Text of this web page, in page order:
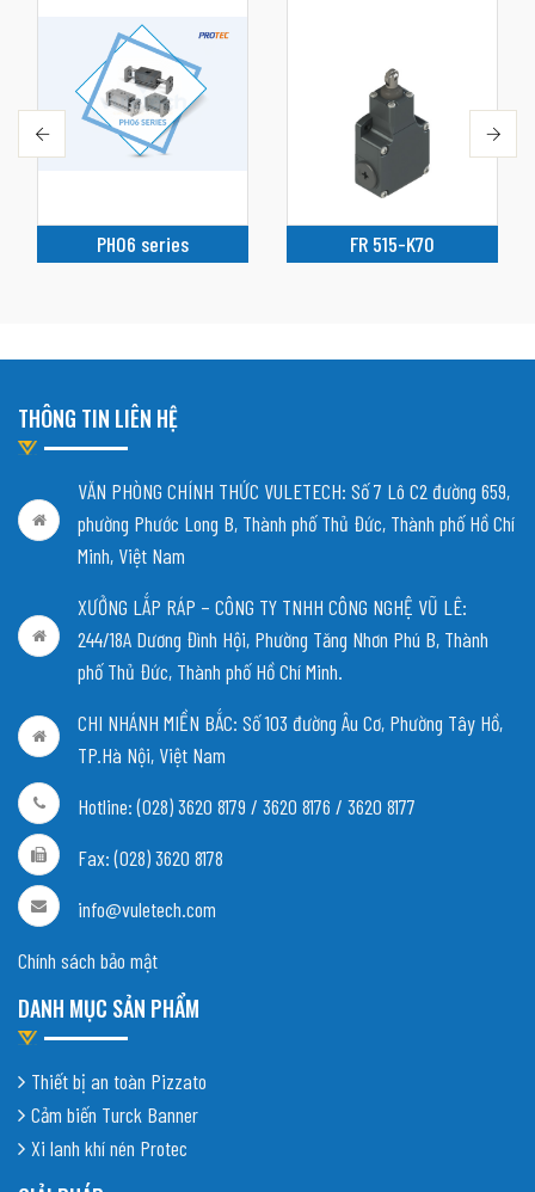
PH06 series FR 515-K70
THÔNG TIN LIÊN HỆ
VĂN PHÒNG CHÍNH THỨC VULETECH: Số 7 Lô C2 đường 659,
phường Phước Long B, Thành phố Thủ Đức, Thành phố Hồ Chí
Minh, Việt Nam
XƯỞNG LẮP RÁP – CÔNG TY TNHH CÔNG NGHỆ VŨ LÊ:
244/18A Dương Đình Hội, Phường Tăng Nhơn Phú B, Thành
phố Thủ Đức, Thành phố Hồ Chí Minh.
CHI NHÁNH MIỀN BẮC: Số 103 đường Âu Cơ, Phường Tây Hồ,
TP.Hà Nội, Việt Nam
Hotline: (028) 3620 8179 / 3620 8176 / 3620 8177
Fax: (028) 3620 8178
info@vuletech.com
Chính sách bảo mật
DANH MỤC SẢN PHẨM
Thiết bị an toàn Pizzato
Cảm biến Turck Banner
Xi lanh khí nén Protec